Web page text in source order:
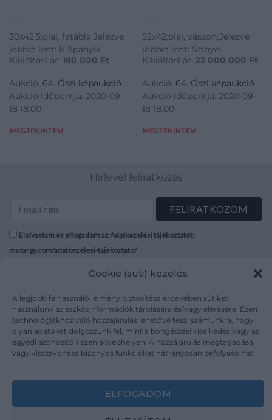
Cookie (süti) kezelés
A legjobb felhasználói élmény biztosítása érdekében sütiket
használunk az eszközinformációk tárolására és/vagy elérésére. Ezen
technológiákhoz való hozzájárulás lehetővé teszi számunkra, hogy
olyan adatokat dolgozzunk fel, mint a böngészési viselkedés vagy az
egyedi azonosítók ezen a webhelyen. A hozzájárulás megtagadása
vagy visszavonása bizonyos funkciókat hátrányosan befolyásolhat.
ELFOGADOM
30x42,5;olaj, fatábla;Jelezve
jobbra lent: K Spányik
Kikiáltási ár: 180 000 Ft
Aukció: 64. Őszi képaukció
Aukció időpontja: 2020-09-
18 18:00
MEGTEKINTEM
52x42;olaj, vászon;Jelezve
jobbra lent: Szinyei
Kikiáltási ár: 22 000 000 Ft
Aukció: 64. Őszi képaukció
Aukció időpontja: 2020-09-
18 18:00
MEGTEKINTEM
Hírlevél feliratkozás
Elolvastam és elfogadom az Adatkezelési tájékoztatót:
mutargy.com/adatkezelesi-tajekoztato/
Médiaajánlat
Karrier
Kapcsolat
Áraink
ÁSZF
Adatvédelem
Impresszum